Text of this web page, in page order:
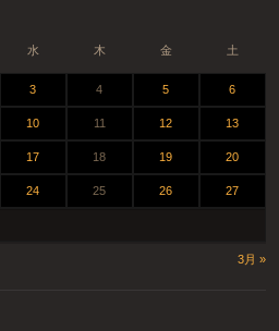
水 木 金 土
3月 »
3 4 5 6
10 11 12 13
17 18 19 20
24 25 26 27